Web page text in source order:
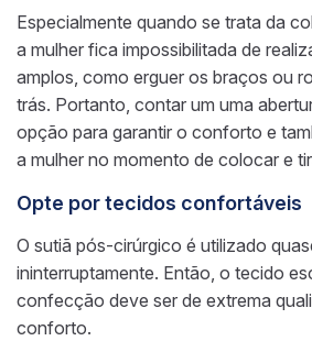
Especialmente quando se trata da
a mulher fica impossibilitada de
amplos, como erguer os braços ou
trás. Portanto, contar um uma
opção para garantir o conforto e
a mulher no momento de colocar e
Opte por tecidos confortáveis
O sutiã pós-cirúrgico é utilizado
ininterruptamente. Então, o tecido
confecção deve ser de extrema
conforto.